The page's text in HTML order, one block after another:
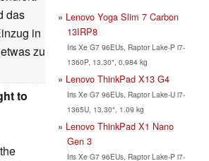
das
in
zu
to
Lenovo Yoga Slim 7 Carbon
13IRP8
Iris Xe G7 96EUs, Raptor Lake-P i7-
1360P, 13.30", 0.984 kg
Lenovo ThinkPad X13 G4
Iris Xe G7 96EUs, Raptor Lake-U i7-
1365U, 13.30", 1.09 kg
Lenovo ThinkPad X1 Nano
Gen 3
Iris Xe G7 96EUs, Raptor Lake-P i7-